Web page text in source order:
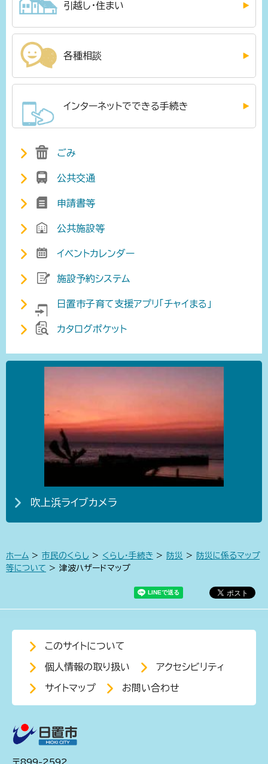
引越し・住まい
各種相談
インターネットでできる手続き
ごみ
公共交通
申請書等
公共施設等
イベントカレンダー
施設予約システム
日置市子育て支援アプリ「チャイまる」
カタログポケット
吹上浜ライブカメラ
ホーム > 市民のくらし > くらし・手続き > 防災 >
防災に係るマップ
等について > 津波ハザードマップ
このサイトについて
個人情報の取り扱い アクセシビリティ
サイトマップ お問い合わせ
〒899-2592